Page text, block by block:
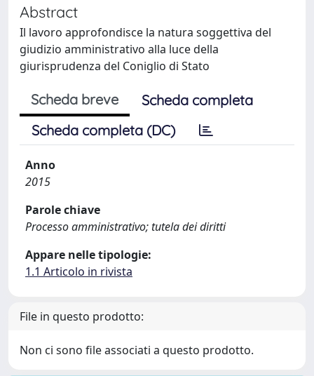
Abstract
Il lavoro approfondisce la natura soggettiva del
giudizio amministrativo alla luce della
giurisprudenza del Coniglio di Stato
Scheda breve
Scheda completa
Scheda completa (DC)
Anno
2015
Parole chiave
Processo amministrativo; tutela dei diritti
Appare nelle tipologie:
1.1 Articolo in rivista
File in questo prodotto:
Non ci sono file associati a questo prodotto.